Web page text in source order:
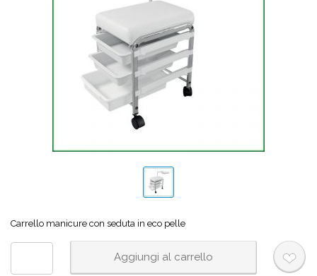
Carrello manicure con seduta in eco pelle